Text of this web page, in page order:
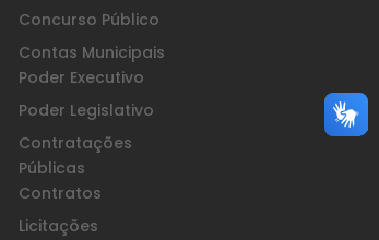
Concurso Público
Contas Municipais
Poder Executivo
Poder Legislativo
Contratações
Públicas
Contratos
Licitações